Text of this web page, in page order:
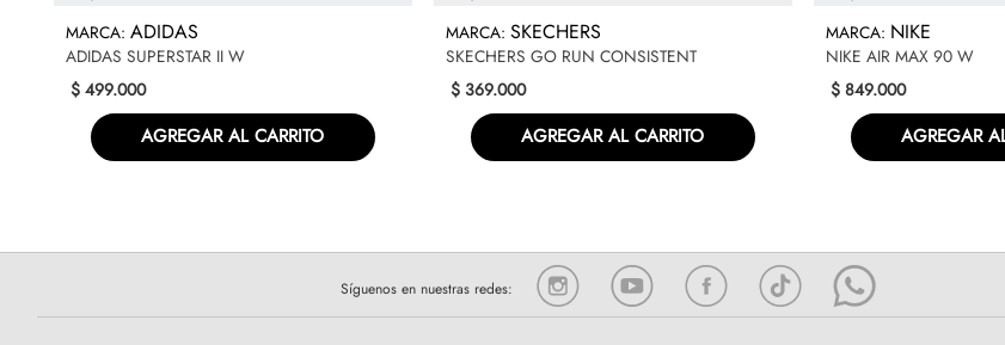
ADIDAS
ADIDAS SUPERSTAR II W
$ 499.000
AGREGAR AL CARRITO
SKECHERS
SKECHERS GO RUN CONSISTENT
$ 369.000
AGREGAR AL CARRITO
NIKE
NIKE AIR MAX 90 W
$ 849.000
AGREGAR
Síguenos en nuestras redes: